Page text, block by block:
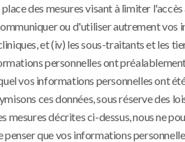
des mesures visant à limiter
ou d'utiliser autrement
et (iv) les sous-traitants et les
personnelles ont
vos informations personnelles ont
ces données, sous réserve des
mesures décrites ci-dessus, nous ne
que vos informations